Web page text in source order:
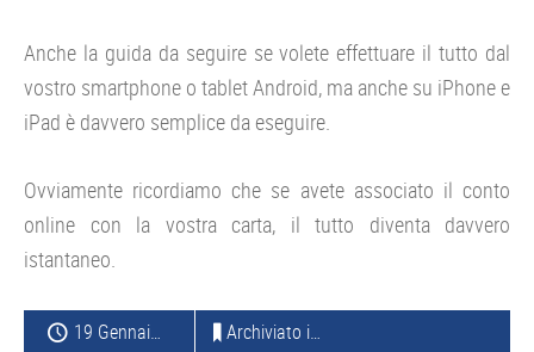
Anche la guida da seguire se volete effettuare il tutto dal
vostro smartphone o tablet Android, ma anche su iPhone e
iPad è davvero semplice da eseguire.
Ovviamente ricordiamo che se avete associato il conto
online con la vostra carta, il tutto diventa davvero
istantaneo.
19 Gennaio 2016 Archiviato in: